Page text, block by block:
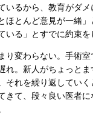
るから、教育がダ
ほとんど意見が一緒
る」とすでに約束を
り変わらない。手術
。新人がちょっと
れを繰り返してい
て、段々良い医者